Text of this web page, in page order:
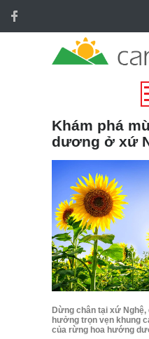
Khám phá
dương ở xứ
Dừng chân tại xứ Nghệ,
hưởng trọn vẹn khung
của rừng hoa hướng